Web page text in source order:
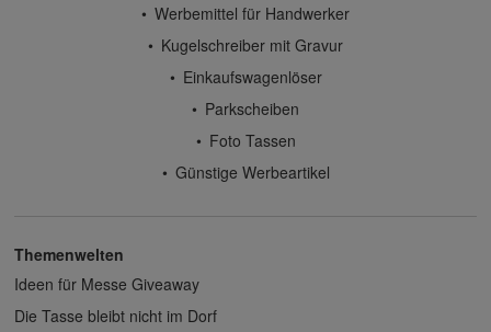
Werbemittel für Handwerker
Kugelschreiber mit Gravur
Einkaufswagenlöser
Parkscheiben
Foto Tassen
Günstige Werbeartikel
Themenwelten
Ideen für Messe Giveaway
Die Tasse bleibt nicht im Dorf